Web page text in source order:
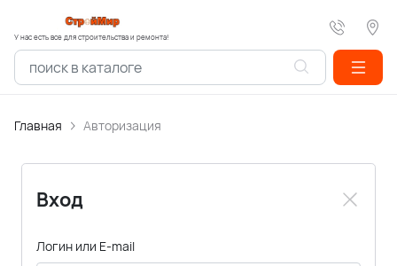
У нас есть все для строительства и ремонта!
Главная Авторизация
Вход
Логин или E-mail